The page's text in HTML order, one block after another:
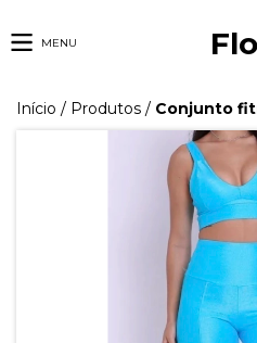
MENU
Início / Produtos / Conjunto